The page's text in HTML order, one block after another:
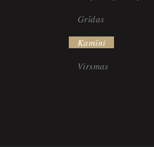
Grīdas
Kamīni
Virsmas